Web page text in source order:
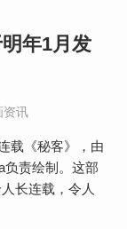
年1月发
资讯
载《秘客》，由
负责绘制。这部
长连载，令人